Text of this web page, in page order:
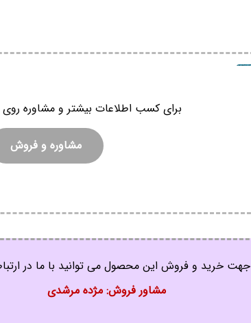
برای کسب اطلاعات بیشتر و مشاوره روی
مشاوره و فروش
جهت خرید و فروش این محصول می توانید با ما در
مشاور فروش: مژده مرشدی